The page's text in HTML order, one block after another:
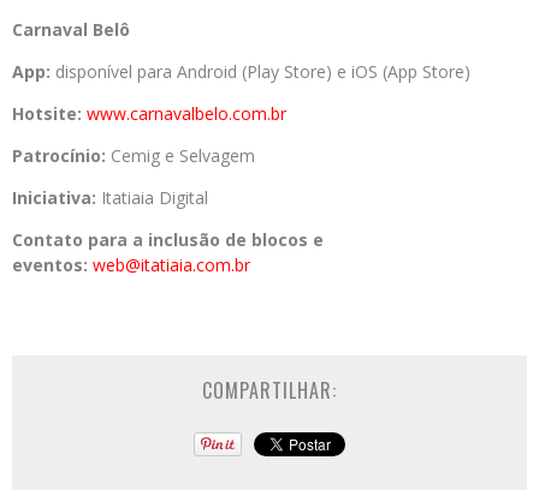
Carnaval Belô
App: disponível para Android (Play Store) e iOS (App Store)
Hotsite: www.carnavalbelo.com.br
Patrocínio: Cemig e Selvagem
Iniciativa: Itatiaia Digital
Contato para a inclusão de blocos e
eventos: web@itatiaia.com.br
COMPARTILHAR: